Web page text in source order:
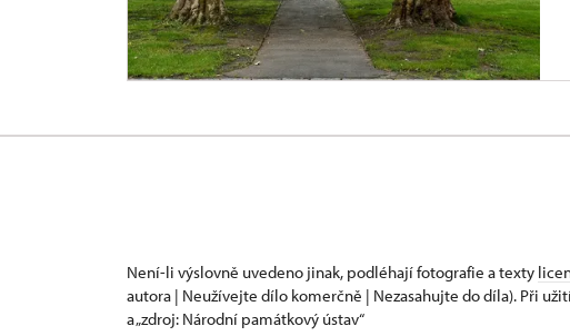
Není-li výslovně uvedeno jinak, podléhají fotografie a texty
autora | Neužívejte dílo komerčně | Nezasahujte do díla). Při
a „zdroj: Národní památkový ústav“